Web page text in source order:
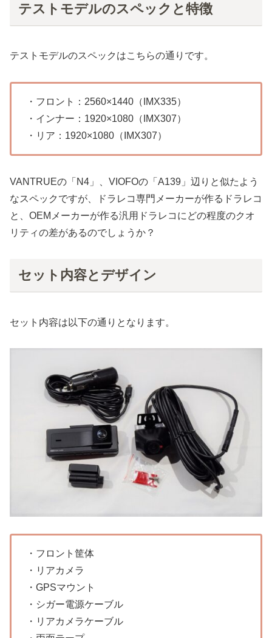
テストモデルのスペックと特徴
テストモデルのスペックはこちらの通りです。
・フロント：2560×1440（IMX335）
・インナー：1920×1080（IMX307）
・リア：1920×1080（IMX307）
VANTRUEの「N4」、VIOFOの「A139」辺りと似たよう
なスペックですが、ドラレコ専門メーカーが作るドラレコ
と、OEMメーカーが作る汎用ドラレコにどの程度のクオ
リティの差があるのでしょうか？
セット内容とデザイン
セット内容は以下の通りとなります。
・フロント筐体
・リアカメラ
・GPSマウント
・シガー電源ケーブル
・リアカメラケーブル